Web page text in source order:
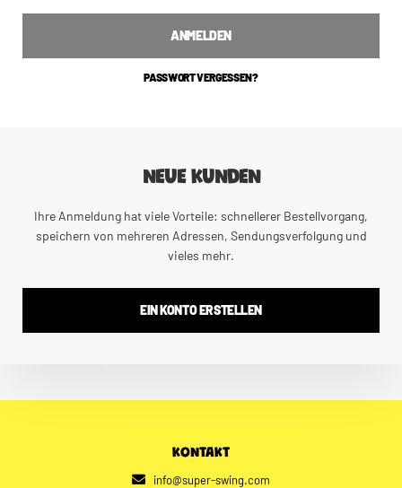
ANMELDEN
PASSWORT VERGESSEN?
NEUE KUNDEN
Ihre Anmeldung hat viele Vorteile: schnellerer Bestellvorgang,
speichern von mehreren Adressen, Sendungsverfolgung und
vieles mehr.
EIN KONTO ERSTELLEN
KONTAKT
info@super-swing.com